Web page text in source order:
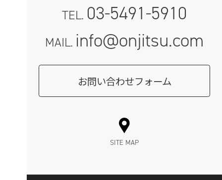
TEL. 03-5491-5910
MAIL. info@onjitsu.com
お問い合わせフォーム
SITE MAP